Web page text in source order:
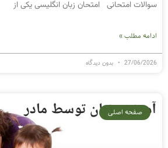
سوالات امتحانی امتحان زبان انگلیسی یکی از
ادامه مطلب »
27/06/2026 بدون دیدگاه
صفحه اصلی